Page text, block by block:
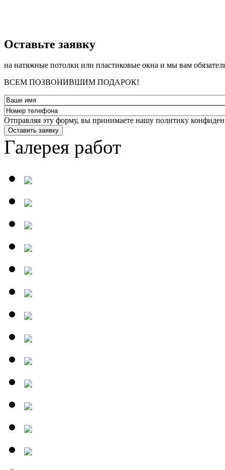
­Оставьте заявку
на натяжные потолки или пластиковые окна и мы вам
ВСЕМ ПОЗВОНИВШИМ ПОДАРОК!
Отправляя эту форму, вы принимаете нашу политику
Оставить заявку
Галерея работ